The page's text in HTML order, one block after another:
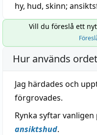
hy, hud, skinn;
Vill du föreslå ett
Hur används ordet
Jag härdades och
förgrovades.
Rynka syftar
ansiktshud.